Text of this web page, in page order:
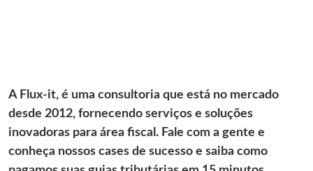
A Flux-it, é uma consultoria que está no mercado
desde 2012, fornecendo serviços e soluções
inovadoras para área fiscal. Fale com a gente e
conheça nossos cases de sucesso e saiba como